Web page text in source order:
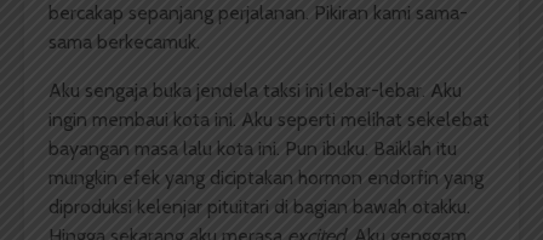
bercakap sepanjang perjalanan. Pikiran kami sama-
sama berkecamuk.
Aku sengaja buka jendela taksi ini lebar-lebar. Aku
ingin membaui kota ini. Aku seperti melihat sekelebat
bayangan masa lalu kota ini. Pun ibuku. Baiklah itu
mungkin efek yang diciptakan hormon endorfin yang
diproduksi kelenjar pituitari di bagian bawah otakku.